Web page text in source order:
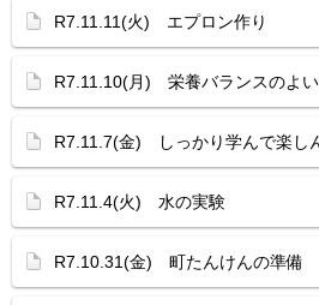
R7.11.11(火) エプロン作り
R7.11.10(月) 栄養バランスのよ
R7.11.7(金) しっかり学んで楽し
R7.11.4(火) 水の実験
R7.10.31(金) 町たんけんの準備